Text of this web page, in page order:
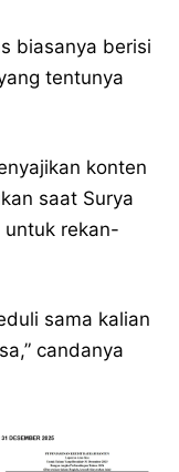
biasanya berisi
tentunya
konten
saat Surya
untuk rekan-
sama kalian
candanya